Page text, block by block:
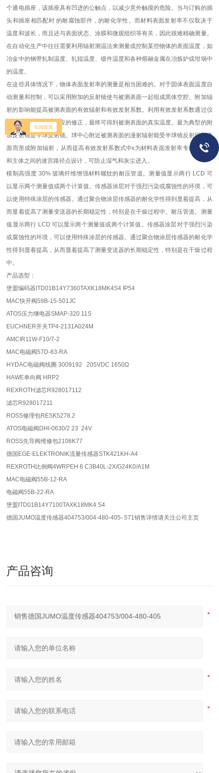
个通电插座，该插座具有凹进的公触点，以减少意外触摸的危险。当与订购的插
头和插座相匹配时 的耐腐蚀部件，的耐化学性。而材料表面发射率不仅取决于
温度和波长，而且还与表面状态、涂膜和微观组织等有关，因此很难精确测量。
在自动化生产中往往需要利用辐射测温法来测量或控制某些物体的表面温度，如
冶金中的钢带轧制温度、轧辊温度、锻件温度和各种熔融金属在冶炼炉或坩埚中
的温度。
在这些具体情况下，物体表面发射率的测量是相当困难的。对于固体表面温度自
动测量和控制，可以采用附加的反射镜使与被测表面一起组成黑体空腔。附加辐
射的影响能提高被测表面的有效辐射和有效发射系数。利用有效发射系数通过仪
表对实测温度进行相应的修正，最终可得到被测表面的真实温度。最为典型的附
加反射镜是半球反射镜。球中心附近被测表面的漫射辐射能受半球镜反射回到表
面而形成附加辐射，从而提高有效发射系数式中ε为材料表面发射率专门为盖子
和主体之间的迷宫路径点设计，可防止湿气和灰尘进入。
模制高强度 30% 玻璃纤维增强材料螺纹的耐压管道。测量值显示两行 LCD 可
以显示两个测量值或两个计算值。传感器涂层对于强烈污染或腐蚀性的环境，可
以使用特殊涂层的传感器。通过聚合物涂层传感器的耐化学性得到显着提高，从
而显着提高了测量变送器的长期稳定性，特别是在干燥过程中。耐压管道。测量
值显示两行 LCD 可以显示两个测量值或两个计算值。传感器涂层对于强烈污染
或腐蚀性的环境，可以使用特殊涂层的传感器。通过聚合物涂层传感器的耐化学
性得到显着提高，从而显着提高了测量变送器的长期稳定性，特别是在干燥过程
中。
产品选型：
堡盟编码器ITD01B14Y7360TAXK18MK4S4 IP54
MAC快开阀59B-15-501JC
ATOS压力继电器SMAP-320 11S
EUCHNER开关TP4-2131A024M
AMCIR11W-F10/7-2
MAC电磁阀57D-83-RA
HYDAC电磁阀线圈 3009192 205VDC 1650Ω
HAWE单向阀 HRP2
REXROTH滤芯R928017112
滤芯R928017211
ROSS修理包RESK5278.2
ATOS电磁阀DHI-0630/2 23 24V
ROSS先导阀维修包2106K77
德国EGE-ELEKTRONIK流量传感器STK421KH-A4
REXROTH比例阀4WRPEH 6 C3B40L-2X/G24K0/A1M
MAC电磁阀55B-12-RA
电磁阀55B-22-RA
堡盟ITD01B14Y7100TAXK18MK4 S4
德国JUMO温度传感器404753/004-480-405- 571销售详情请关注公司主页
产品咨询